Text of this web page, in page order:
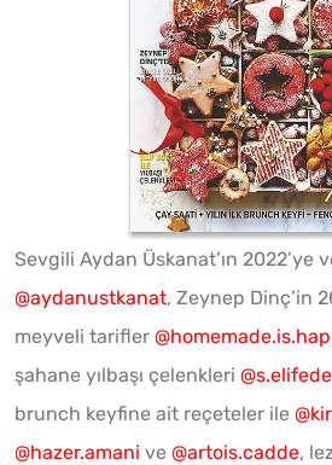
Sevgili Aydan Üskanat’ın 2022’ye
@aydanustkanat, Zeynep Dinç’in
meyveli tarifler
şahane yılbaşı çelenkleri
brunch keyfine ait reçeteler ile
@hazer.amani ve @artois.cadde,